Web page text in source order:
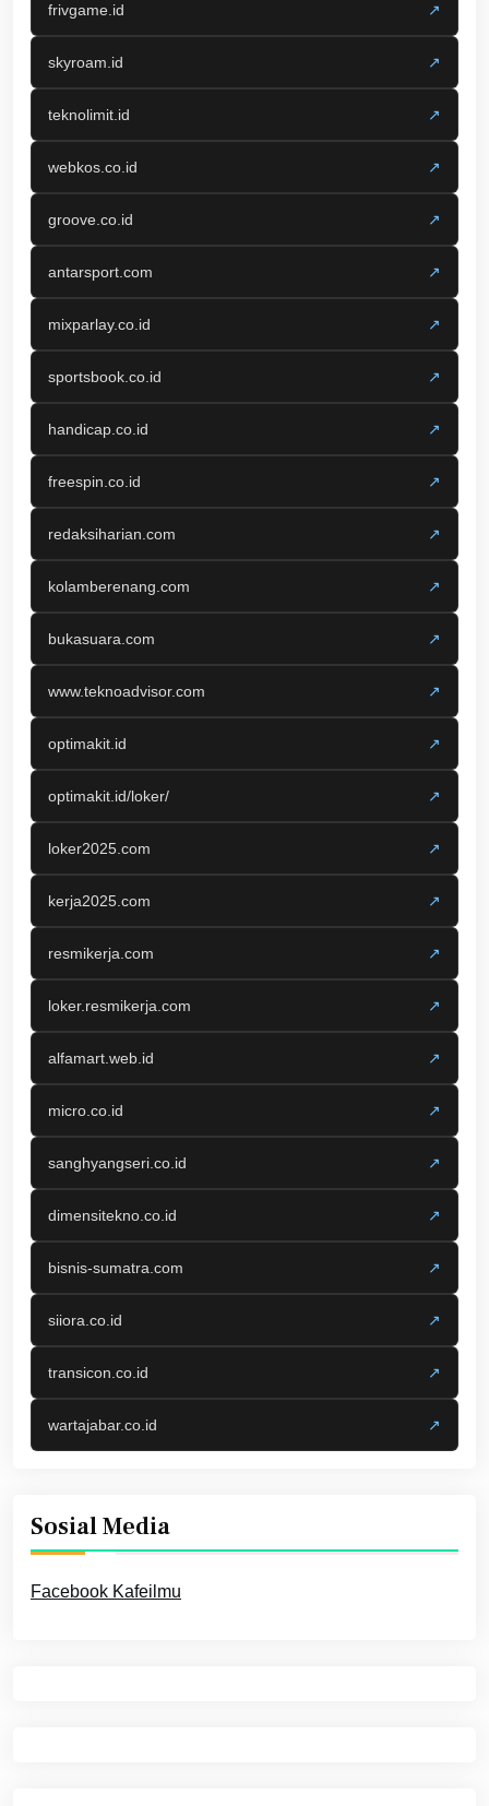
frivgame.id ↗
skyroam.id ↗
teknolimit.id ↗
webkos.co.id ↗
groove.co.id ↗
antarsport.com ↗
mixparlay.co.id ↗
sportsbook.co.id ↗
handicap.co.id ↗
freespin.co.id ↗
redaksiharian.com ↗
kolamberenang.com ↗
bukasuara.com ↗
www.teknoadvisor.com ↗
optimakit.id ↗
optimakit.id/loker/ ↗
loker2025.com ↗
kerja2025.com ↗
resmikerja.com ↗
loker.resmikerja.com ↗
alfamart.web.id ↗
micro.co.id ↗
sanghyangseri.co.id ↗
dimensitekno.co.id ↗
bisnis-sumatra.com ↗
siiora.co.id ↗
transicon.co.id ↗
wartajabar.co.id ↗
Sosial Media
Facebook Kafeilmu